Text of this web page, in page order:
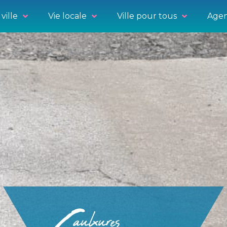
ville Vie locale Ville pour tous